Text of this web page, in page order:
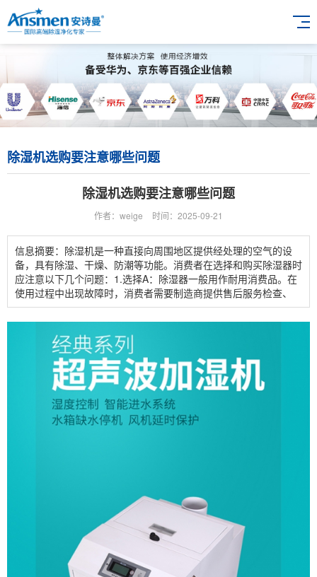
除湿机选购要注意哪些问题
除湿机选购要注意哪些问题
作者：weige 时间：2025-09-21
信息摘要：除湿机是一种直接向周围地区提供经处理的空气的设
备，具有除湿、干燥、防潮等功能。消费者在选择和购买除湿器时
应注意以下几个问题：1.选择A：除湿器一般用作耐用消费品。在
使用过程中出现故障时，消费者需要制造商提供售后服务检查、